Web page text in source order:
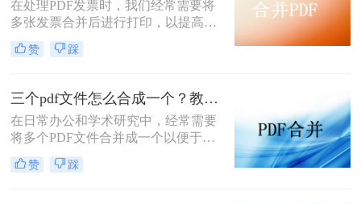
PDF合并方法，帮助您轻松实现这一
目标。
在处理PDF发票时，我们经常需要将
多张发票合并后进行打印，以提高工
作效率和节省纸张。那么PDF发票如
何合并打印呢？以下将介绍三种合并
轻松应对这一需求。
赞 踩
三个pdf文件怎么合成一个？教你4种大家都在用方法！
在日常办公和学术研究中，经常需要
将多个PDF文件合并成一个以便于管
理和分享。那么三个pdf文件怎么合成
一个呢？本文将介绍四种将三个PDF
赞 踩